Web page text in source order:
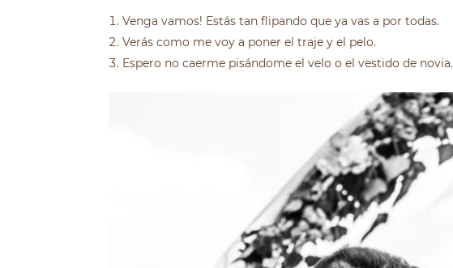
Venga vamos! Estás tan flipando que ya vas a por todas.
Verás como me voy a poner el traje y el pelo.
Espero no caerme pisándome el velo o el vestido de novia.